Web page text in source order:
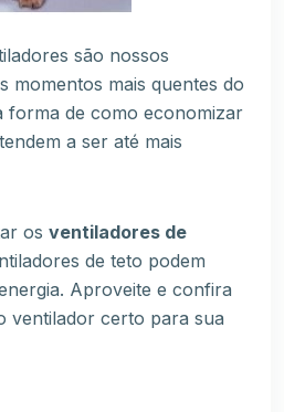
são nossos
momentos mais quentes do
forma de como economizar
a ser até mais
os ventiladores de
de teto podem
Aproveite e confira
ventilador certo para sua